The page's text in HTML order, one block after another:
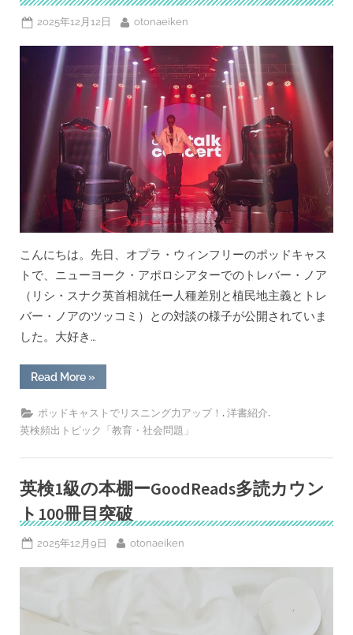
ン
ク
ス
ス”
Posted
2025年12月12日 By
otonaeiken
こんにちは。先日、オプラ・ウィンフリーのポッドキャス
トで、ニューヨーク・アポロシアターでのトレバー・ノア
（リシ・スナク英首相就任ー人種差別と植民地主義とトレ
バー・ノアのツッコミ）との対談の様子が公開されていま
した。大好き…
Read More“人
種
差
別
と
ト
レ
バ
ー・
ア
オ
プ
»
ポッドキャストでリスニング力アップ！ , 洋書紹介,
英検頻出トピック「教育・社会問題」
英検1級の本棚ーGoodReads多読カウン
ト100冊目突破
Posted
2025年12月9日 By
otonaeiken